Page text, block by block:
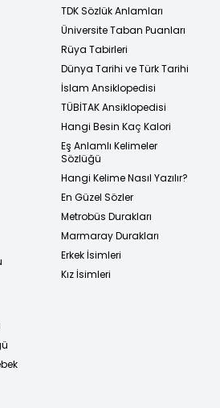
TDK Sözlük Anlamları
Üniversite Taban Puanları
Rüya Tabirleri
Dünya Tarihi ve Türk Tarihi
İslam Ansiklopedisi
TÜBİTAK Ansiklopedisi
Hangi Besin Kaç Kalori
Eş Anlamlı Kelimeler
Sözlüğü
Hangi Kelime Nasıl Yazılır?
En Güzel Sözler
Metrobüs Durakları
Marmaray Durakları
Erkek İsimleri
Kız İsimleri